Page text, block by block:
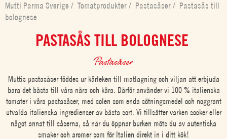
Mutti Parma Sverige / Tomatprodukter / Pastasåser / Pastasås till
bolognese
PASTASÅS TILL BOLOGNESE
Pastasåser
Muttis pastasåser föddes ur kärleken till matlagning och viljan att erbjuda
bara det bästa till våra nära och kära. Därför använder vi 100 % italienska
tomater i våra pastasåser, med solen som enda sötningsmedel och noggrant
utvalda italienska ingredienser av bästa sort. Vi tillsätter varken socker eller
något annat till såserna, så när du öppnar burken möts du av autentiska
smaker och aromer som för Italien direkt in i ditt kök!